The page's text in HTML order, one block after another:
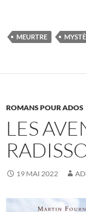
MEURTRE
ROMANS POUR ADOS
LES
19 MAI 2022